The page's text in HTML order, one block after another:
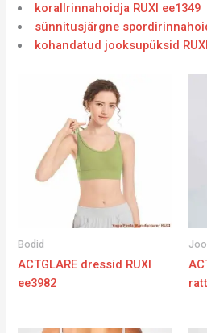
korallrinnahoidja RUXI ee1349
sünnitusjärgne
kohandatud jooksupüksid
Bodid
ACTGLARE dressid RUXI
ee3982